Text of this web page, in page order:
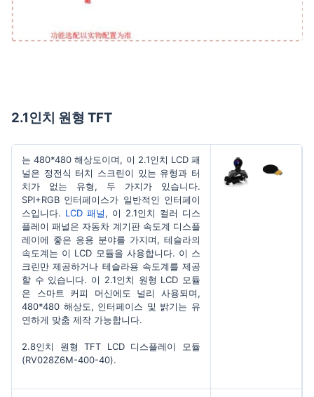
2.1인치 원형 TFT
는 480*480 해상도이며, 이 2.1인치 LCD 패
널은 정전식 터치 스크린이 있는 유형과 터
치가 없는 유형, 두 가지가 있습니다.
SPI+RGB 인터페이스가 일반적인 인터페이
스입니다. LCD 패널, 이 2.1인치 컬러 디스
플레이 패널은 자동차 계기판 속도계 디스플
레이에 좋은 응용 분야를 가지며, 테슬라의
속도계는 이 LCD 모듈을 사용합니다. 이 스
크린만 제공하거나 테슬라용 속도계를 제공
할 수 있습니다. 이 2.1인치 원형 LCD 모듈
은 스마트 커피 머신에도 널리 사용되며,
480*480 해상도, 인터페이스 및 밝기는 유
연하게 맞춤 제작 가능합니다.
2.8인치 원형 TFT LCD 디스플레이 모듈
(RV028Z6M-400-40).